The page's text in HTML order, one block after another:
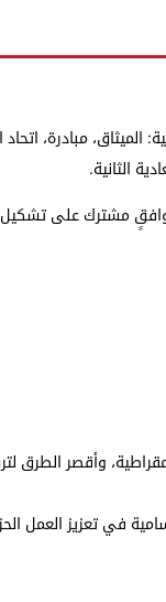
الميثاق، مبادرة،
الثانية.
مشترك على تشكيل
وأقصر الطرق
في تعزيز